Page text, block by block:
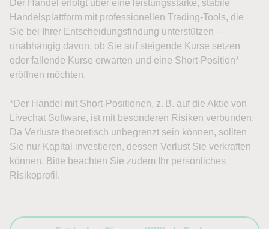
Der Handel erfolgt über eine leistungsstarke, stabile
Handelsplattform mit professionellen Trading-Tools, die
Sie bei Ihrer Entscheidungsfindung unterstützen –
unabhängig davon, ob Sie auf steigende Kurse setzen
oder fallende Kurse erwarten und eine Short-Position*
eröffnen möchten.
*Der Handel mit Short-Positionen, z. B. auf die Aktie von
Livechat Software, ist mit besonderen Risiken verbunden.
Da Verluste theoretisch unbegrenzt sein können, sollten
Sie nur Kapital investieren, dessen Verlust Sie verkraften
können. Bitte beachten Sie zudem Ihr persönliches
Risikoprofil.